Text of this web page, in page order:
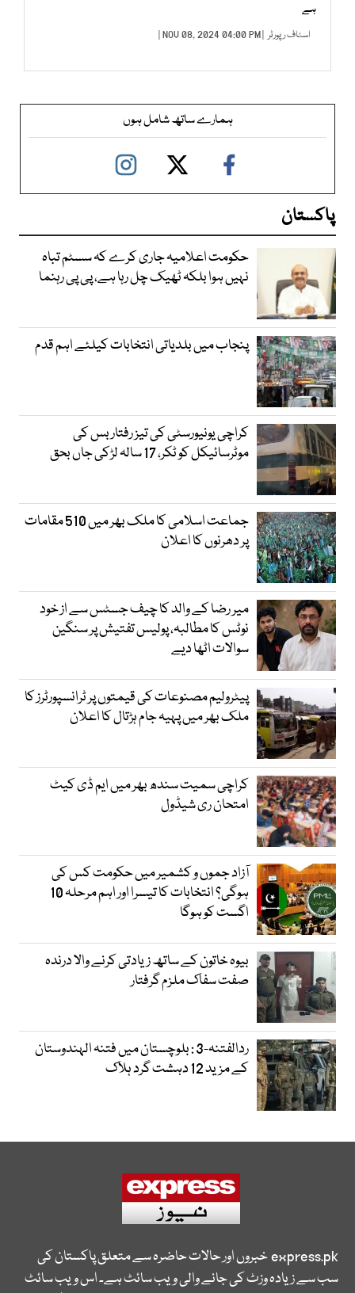
ہے
اسٹاف رپورٹر | NOV 08, 2024 04:00 PM |
ہمارے ساتھ شامل ہوں
پاکستان
حکومت اعلامیہ جاری کرے کہ سسٹم تباہ
نہیں ہوا بلکہ ٹھیک چل رہا ہے، پی پی رہنما
پنجاب میں بلدیاتی انتخابات کیلئے اہم قدم
کراچی یونیورسٹی کی تیز رفتار بس کی
موٹرسائیکل کو ٹکر، 17 سالہ لڑکی جاں بحق
جماعت اسلامی کا ملک بھر میں 510 مقامات
پر دھرنوں کا اعلان
میر رضا کے والد کا چیف جسٹس سے از خود
نوٹس کا مطالبہ، پولیس تفتیش پر سنگین
سوالات اٹھا دیے
پیٹرولیم مصنوعات کی قیمتوں پر ٹرانسپورٹرز کا
ملک بھر میں پہیہ جام ہڑتال کا اعلان
کراچی سمیت سندھ بھر میں ایم ڈی کیٹ
امتحان ری شیڈول
آزاد جموں و کشمیر میں حکومت کس کی
ہوگی؟ انتخابات کا تیسرا اور اہم مرحلہ 10
اگست کو ہوگا
بیوہ خاتون کے ساتھ زیادتی کرنے والا درندہ
صفت سفاک ملزم گرفتار
ردالفتنہ-3 : بلوچستان میں فتنہ الہندوستان
کے مزید 12 دہشت گرد ہلاک
express.pkخبروں اور حالات حاضرہ سے متعلق پاکستان کی
سب سے زیادہ وزٹ کی جانے والی ویب سائٹ ہے۔ اس ویب سائٹ